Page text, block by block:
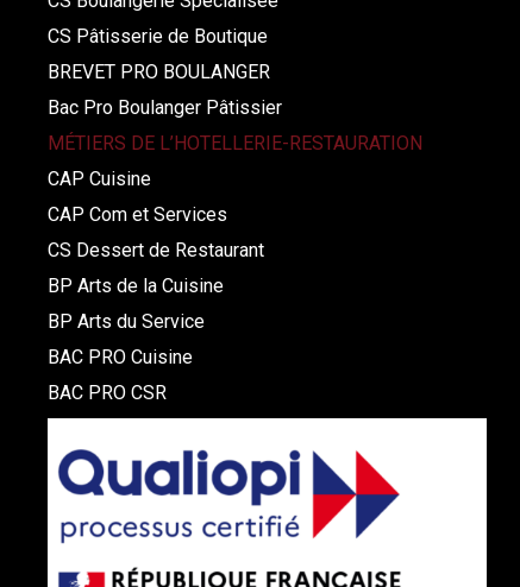
CS Pâtisserie de Boutique
BREVET PRO BOULANGER
Bac Pro Boulanger Pâtissier
MÉTIERS DE L’HOTELLERIE-RESTAURATION
CAP Cuisine
CAP Com et Services
CS Dessert de Restaurant
BP Arts de la Cuisine
BP Arts du Service
BAC PRO Cuisine
BAC PRO CSR